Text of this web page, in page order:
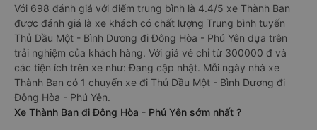
Với 698 đánh giá với điểm trung bình là 4.4/5 xe Thành Ban
được đánh giá là xe khách có chất lượng Trung bình tuyến
Thủ Dầu Một - Bình Dương đi Đông Hòa - Phú Yên dựa trên
trải nghiệm của khách hàng. Với giá vé chỉ từ 300000 đ và
các tiện ích trên xe như: Đang cập nhật. Mỗi ngày nhà xe
Thành Ban có 1 chuyến xe đi Thủ Dầu Một - Bình Dương đi
Đông Hòa - Phú Yên.
Xe Thành Ban đi Đông Hòa - Phú Yên sớm nhất ?